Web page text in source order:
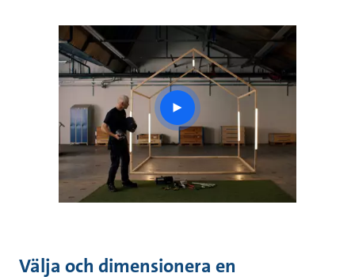
play
button
Välja och dimensionera en